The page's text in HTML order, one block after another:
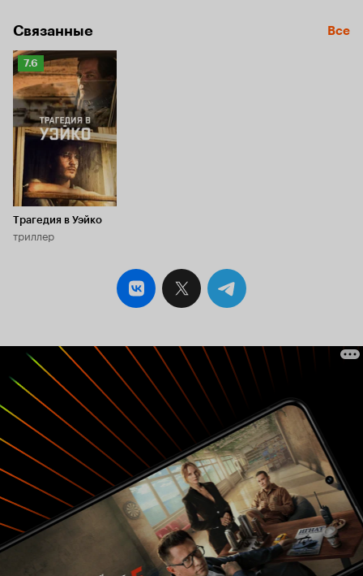
Связанные Все
Рейтинг
Кинопоиска
7.6
7.6
Трагедия в Уэйко
триллер